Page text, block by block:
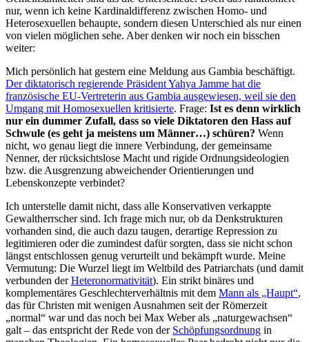
nur, wenn ich keine Kardinaldifferenz zwischen Homo- und
Heterosexuellen behaupte, sondern diesen Unterschied als nur einen
von vielen möglichen sehe. Aber denken wir noch ein bisschen
weiter:
Mich persönlich hat gestern eine Meldung aus Gambia beschäftigt.
Der diktatorisch regierende Präsident Yahya Jamme hat die
französische EU-Vertreterin aus Gambia ausgewiesen, weil sie den
Umgang mit Homosexuellen kritisierte. Frage: Ist es denn wirklich
nur ein dummer Zufall, dass so viele Diktatoren den Hass auf
Schwule (es geht ja meistens um Männer…) schüren? Wenn
nicht, wo genau liegt die innere Verbindung, der gemeinsame
Nenner, der rücksichtslose Macht und rigide Ordnungsideologien
bzw. die Ausgrenzung abweichender Orientierungen und
Lebenskonzepte verbindet?
Ich unterstelle damit nicht, dass alle Konservativen verkappte
Gewaltherrscher sind. Ich frage mich nur, ob da Denkstrukturen
vorhanden sind, die auch dazu taugen, derartige Repression zu
legitimieren oder die zumindest dafür sorgten, dass sie nicht schon
längst entschlossen genug verurteilt und bekämpft wurde. Meine
Vermutung: Die Wurzel liegt im Weltbild des Patriarchats (und damit
verbunden derHeteronormativität). Ein strikt binäres und
komplementäres Geschlechterverhältnis mit dem Mann als „Haupt“,
das für Christen mit wenigen Ausnahmen seit der Römerzeit
„normal“ war und das noch bei Max Weber als „naturgewachsen“
galt – das entspricht der Rede von der Schöpfungsordnung in